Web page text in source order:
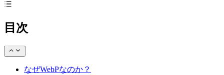
目次
なぜWebPなのか？